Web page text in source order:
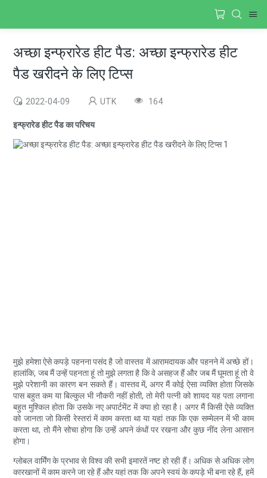
अच्छा इन्फ्रारेड हीट पैड: अच्छा इन्फ्रारेड हीट
पैड खरीदने के लिए टिप्स
2022-04-09 UTK 164
इन्फ्रारेड हीट पैड का परिचय
मुझे हमेशा ऐसे कपड़े पहनना पसंद है जो वास्तव में आरामदायक और पहनने में अच्छे हों।
हालांकि, जब मैं उन्हें पहनता हूं तो मुझे लगता है कि वे असहज हैं और जब मैं घूमता हूं तो वे
मुझे परेशानी का कारण बन सकते हैं। वास्तव में, अगर मैं कोई ऐसा व्यक्ति होता जिसके
पास बहुत कम या बिल्कुल भी नौकरी नहीं होती, तो मेरी पत्नी को शायद यह पता लगाना
बहुत मुश्किल होता कि उसके नए अपार्टमेंट में क्या हो रहा है। अगर मैं किसी ऐसे व्यक्ति
को जानता जो किसी रेस्तरां में काम करता था या यहां तक ​​कि एक सम्मेलन में भी काम
करता था, तो मैंने सोचा होगा कि उन्हें अपने कंधों पर रखना और कुछ नींद लेना आसान
होगा।
ग्लोबल वार्मिंग के प्रभाव से विश्व की सभी इमारतें नष्ट हो रही हैं। अधिक से अधिक लोग
कारखानों में काम करने जा रहे हैं और यहां तक ​​कि अपने स्वयं के कपड़े भी बना रहे हैं, हमें